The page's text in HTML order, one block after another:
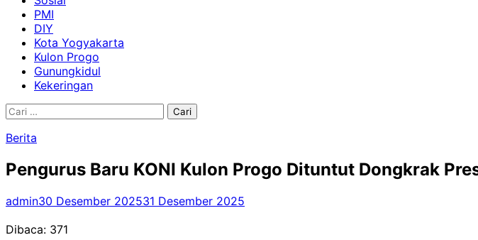
PMI
DIY
Kota Yogyakarta
Kulon Progo
Gunungkidul
Kekeringan
Cari
Berita
Pengurus Baru KONI Kulon Progo Dituntut Dongkrak
admin30 Desember 202531 Desember 2025
Dibaca: 371